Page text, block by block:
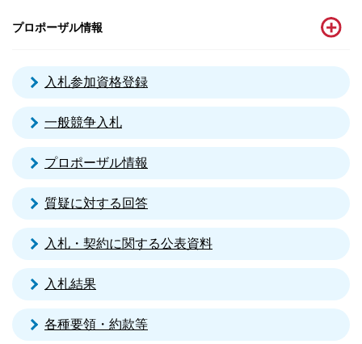
プロポーザル情報
入札参加資格登録
一般競争入札
プロポーザル情報
質疑に対する回答
入札・契約に関する公表資料
入札結果
各種要領・約款等